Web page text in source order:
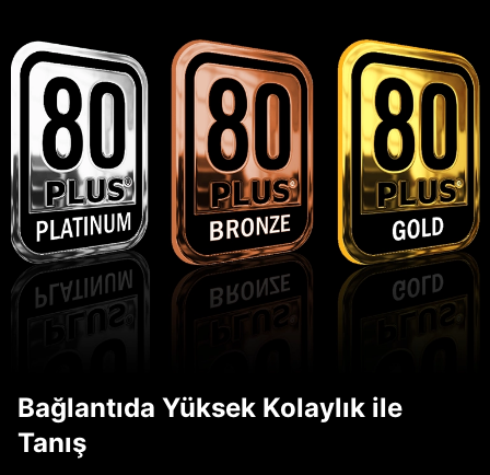
Bağlantıda Yüksek Kolaylık ile
Tanış